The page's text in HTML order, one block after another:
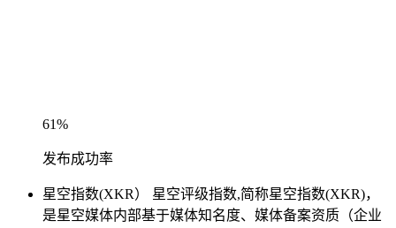
61%
发布成功率
星空指数(XKR）
星空评级指数,简称星空指数(XKR)，
是星空媒体内部基于媒体知名度、媒体备案资质（企业